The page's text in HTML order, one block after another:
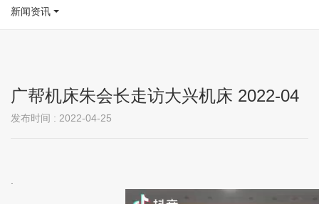
新闻资讯
广帮机床朱会长走访大兴机床 2022-04
发布时间 : 2022-04-25
.